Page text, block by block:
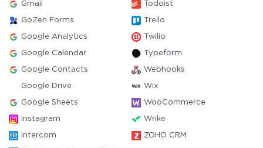
Gmail Todoist
GoZen Forms Trello
Google Analytics Twilio
Google Calendar Typeform
Google Contacts Webhooks
Google Drive Wix
Google Sheets WooCommerce
Instagram Wrike
Intercom ZOHO CRM